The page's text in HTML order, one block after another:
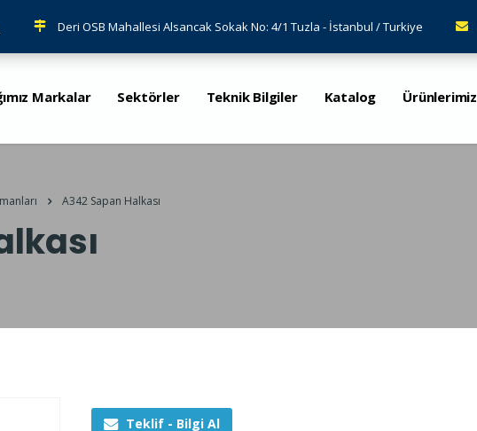
Deri OSB Mahallesi Alsancak Sokak No: 4/1 Tuzla - İstanbul / Turkiye
Markalar Sektörler Teknik Bilgiler Katalog Ürünlerimiz
A342 Sapan Halkası
Teklif - Bilgi Al